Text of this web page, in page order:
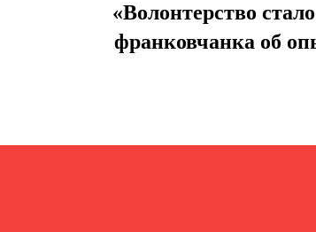
«Волонтерство
франковчанка об